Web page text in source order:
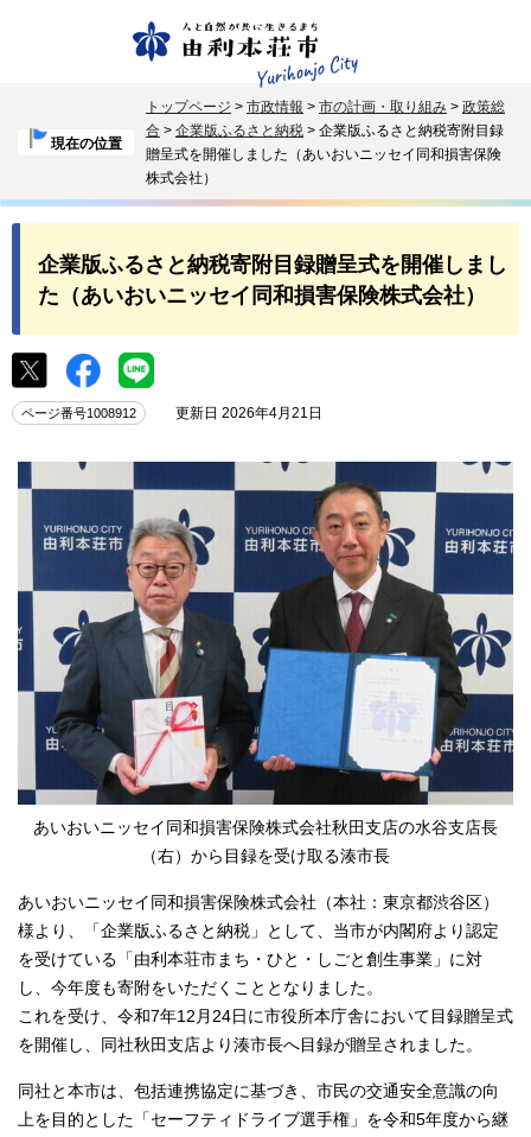
現在の位置
トップページ > 市政情報 > 市の計画・取り組み > 政策総
合 > 企業版ふるさと納税 > 企業版ふるさと納税寄附目録
贈呈式を開催しました（あいおいニッセイ同和損害保険
株式会社）
企業版ふるさと納税寄附目録贈呈式を開催しまし
た（あいおいニッセイ同和損害保険株式会社）
ページ番号1008912 更新日 2026年4月21日
あいおいニッセイ同和損害保険株式会社秋田支店の水谷支店長
（右）から目録を受け取る湊市長
あいおいニッセイ同和損害保険株式会社（本社：東京都渋谷区）
様より、「企業版ふるさと納税」として、当市が内閣府より認定
を受けている「由利本荘市まち・ひと・しごと創生事業」に対
し、今年度も寄附をいただくこととなりました。
これを受け、令和7年12月24日に市役所本庁舎において目録贈呈式
を開催し、同社秋田支店より湊市長へ目録が贈呈されました。
同社と本市は、包括連携協定に基づき、市民の交通安全意識の向
上を目的とした「セーフティドライブ選手権」を令和5年度から継